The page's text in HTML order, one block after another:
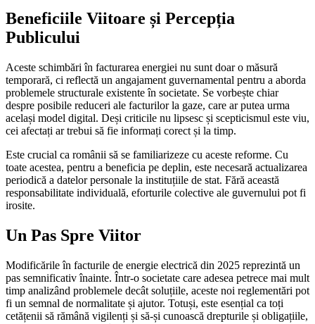
Beneficiile Viitoare și Percepția
Publicului
Aceste schimbări în facturarea energiei nu sunt doar o măsură
temporară, ci reflectă un angajament guvernamental pentru a aborda
problemele structurale existente în societate. Se vorbește chiar
despre posibile reduceri ale facturilor la gaze, care ar putea urma
același model digital. Deși criticile nu lipsesc și scepticismul este viu,
cei afectați ar trebui să fie informați corect și la timp.
Este crucial ca românii să se familiarizeze cu aceste reforme. Cu
toate acestea, pentru a beneficia pe deplin, este necesară actualizarea
periodică a datelor personale la instituțiile de stat. Fără această
responsabilitate individuală, eforturile colective ale guvernului pot fi
irosite.
Un Pas Spre Viitor
Modificările în facturile de energie electrică din 2025 reprezintă un
pas semnificativ înainte. Într-o societate care adesea petrece mai mult
timp analizând problemele decât soluțiile, aceste noi reglementări pot
fi un semnal de normalitate și ajutor. Totuși, este esențial ca toți
cetățenii să rămână vigilenți și să-și cunoască drepturile și obligațiile,